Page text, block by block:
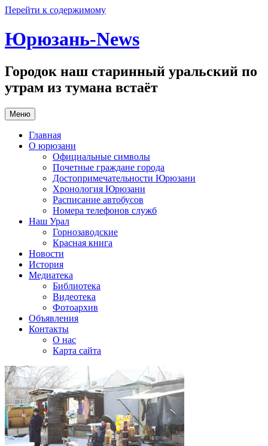
Перейти к содержимому
Юрюзань-News
Городок наш старинный уральский по
утрам из тумана встаёт
Меню
Главная
О юрюзани
Официальные символы
Почетные граждане города
Достопримечательности Юрюзани
Хронология Юрюзани
Расписание автобусов
Номера телефонов служб
Наш Урал
Горнозаводские
Красная книга
Новости
История
Медиатека
Библиотека
Видеотека
Фотоархив
Объявления
Контакты
О нас
Карта сайта